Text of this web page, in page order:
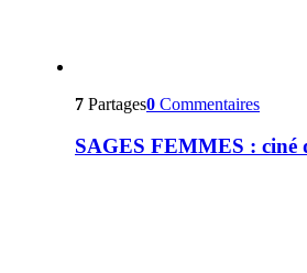
7 Partages0 Commentaires
SAGES FEMMES : ciné